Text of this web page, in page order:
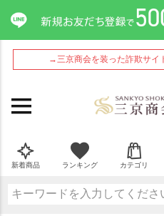
→三京商会を装った詐欺サイ
新着商品 ランキング カテゴリ